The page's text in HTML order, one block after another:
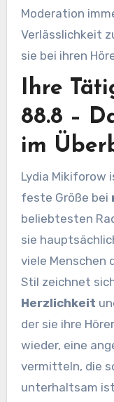
Moderation
Verlässlichkeit
sie bei ihren
Ihre
88.8 –
im
Lydia Mikiforow
feste Größe bei
beliebtesten
sie
viele Menschen
Stil zeichnet
Herzlichkeit
der sie ihre
wieder, eine
vermitteln, die
unterhaltsam